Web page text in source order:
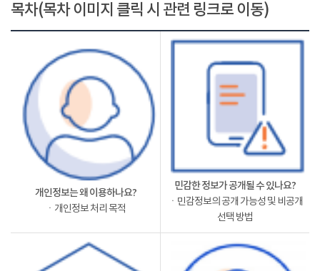
목차(목차 이미지 클릭 시 관련 링크로 이동)
개인정보는 왜 이용하나요?
ㆍ개인정보 처리 목적
민감한 정보가 공개될 수 있나요?
ㆍ민감정보의 공개 가능성 및 비공개
선택 방법